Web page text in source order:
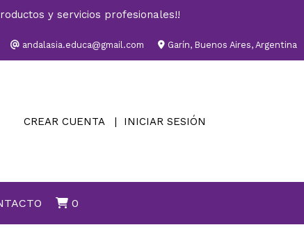
y servicios profesionales!!
andalasia.educa@gmail.com Garín, Buenos Aires, Argentina
CREAR CUENTA INICIAR SESIÓN
0